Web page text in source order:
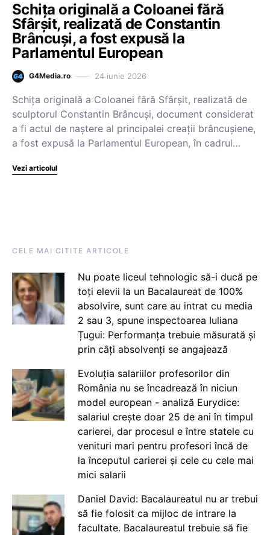
Schița originală a Coloanei fără
Sfârșit, realizată de Constantin
Brâncuși, a fost expusă la
Parlamentul European
G4Media.ro 24 iunie 2026
Schița originală a Coloanei fără Sfârșit, realizată de
sculptorul Constantin Brâncuși, document considerat
a fi actul de naștere al principalei creații brâncușiene,
a fost expusă la Parlamentul European, în cadrul…
Vezi articolul
CELE MAI CITITE ARTICOLE
Nu poate liceul tehnologic să-i ducă pe
toți elevii la un Bacalaureat de 100%
absolvire, sunt care au intrat cu media
2 sau 3, spune inspectoarea Iuliana
Țugui: Performanța trebuie măsurată și
prin câți absolvenți se angajează
Evoluția salariilor profesorilor din
România nu se încadrează în niciun
model european - analiză Eurydice:
salariul crește doar 25 de ani în timpul
carierei, dar procesul e între statele cu
venituri mari pentru profesori încă de
la începutul carierei și cele cu cele mai
mici salarii
Daniel David: Bacalaureatul nu ar trebui
să fie folosit ca mijloc de intrare la
facultate. Bacalaureatul trebuie să fie